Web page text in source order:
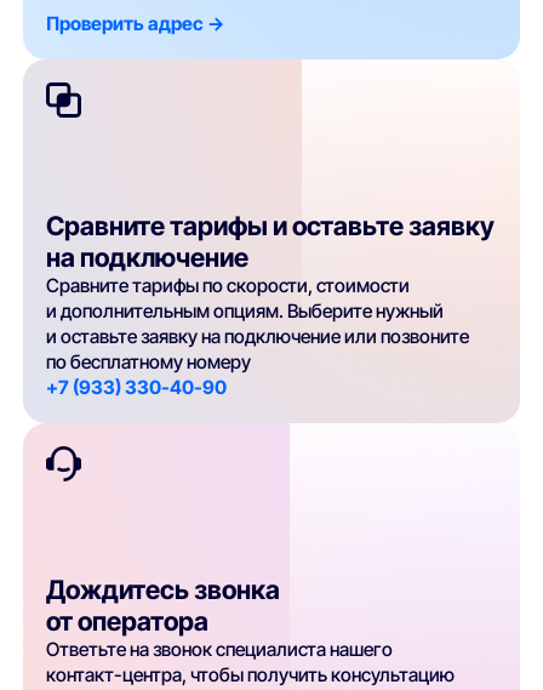
Проверить адрес ->
Сравните тарифы и оставьте заявку
на подключение
Сравните тарифы по скорости, стоимости
и дополнительным опциям. Выберите нужный
и оставьте заявку на подключение или позвоните
по бесплатному номеру
+7 (933) 330-40-90
Дождитесь звонка
от оператора
Ответьте на звонок специалиста нашего
контакт-центра, чтобы получить консультацию